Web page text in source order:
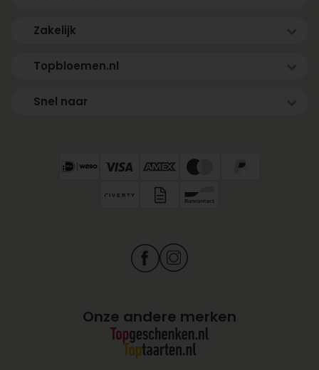
Zakelijk
Topbloemen.nl
Snel naar
Onze andere merken